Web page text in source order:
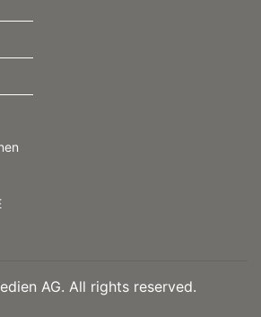
AG. All rights reserved.